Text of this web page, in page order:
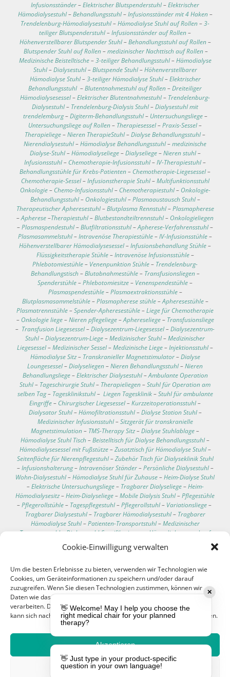
Cookie-Einwilligung verwalten
Um die besten Erlebnisse zu bieten, verwenden wir Technologien wie
Cookies, um Geräteinformationen zu speichern und/oder darauf
zuzugreifen. Wenn Sie diesen Technologien zustimmen, können wir
Daten wie das Surfverhalten oder eindeutige IDs auf dieser Website
verarbeiten. Die Nichteinwilligung oder der Widerruf der Einwilligung
kann sich nachteilig auf bestimmte Merkmale und Funktionen auswirken.
Akzeptieren
Leugnen
Infusionsständer–Elektrischer Blutspenderstuhl–Elektrischer
Hämodialysestuhl–Behandlungsstuhl–Infusionsständer mit 4 Haken–
Trendelenburg-Hämodialysestuhl–Hämodialyse Stuhl auf Rollen–3-
teiliger Blutspenderstuhl–Infusionsständer auf Rollen–
Höhenverstellbarer Blutspender Stuhl–Behandlungsstuhl auf Rollen–
Blutspender Stuhl auf Rollen–medizinischer Nachttisch auf Rollen–
Medizinische Beistelltische–3-teiliger Behandlungsstuhl–Hämodialyse
Stuhl–Dialysestuhl–Blutspende Stuhl–Höhenverstellbarer
Hämodialyse Stuhl–3-teiliger Hämodialyse Stuhl–Elektrischer
Behandlungsstuhl –Blutentnahmestuhl auf Rollen–Dreiteiliger
Hämodialysesessel–Elektrischer Blutentnahmestuhl– Trendelenburg-
Dialysestuhl– Trendelenburg-Dialysis Stuhl–Dialysestuhl mit
trendelemburg–Digiterm-Behandlungsstuhl– Untersuchungsliege–
Untersuchungsliege auf Rollen– Therapiesessel–Praxis-Sessel–
Therapieliege–Nieren TherapieStuhl–Dialyse Behandlungsstuhl–
Nierendialysestuhl–Hämodialyse Behandlungsstuhl–medizinische
Dialyse-Stuhl–Hämodialyseliege–Dialyseliege–Nieren stuhl–
Infusionsstuhl– Chemotherapie-Infusionsstuhl–IV-Therapiestuhl–
Behandlungsstühle für Krebs-Patienten– Chemotherapie-Liegesessel–
Chemotherapie-Sessel–Infusionstherapie Stuhl–Multifunktionsstuhl
Onkologie– Chemo-Infusionsstuhl– Chemotherapiestuhl– Onkologie-
Behandlungsstuhl– Onkologiestuhl–Plasmaaustausch Stuhl–
Therapeutischer Apheresestuhl–Blutplasma Rennstuhl–Plasmapherese
–Apherese–Therapiestuhl–Blutbestandteiltrennstuhl– Onkologieliegen
–Plasmaspendestuhl–Blutfiltrationsstuhl–Apherese-Verfahrensstuhl–
Plasmasammelstuhl–Intravenöse Therapiestühle–IV-Infusionsstühle–
Höhenverstellbarer Hämodialysesessel–Infusionsbehandlung Stühle–
Flüssigkeitstherapie Stühle–Intravenöse Infusionsstühle–
Phlebotomiestühle– Venenpunktion Stühle– Trendelenburg-
Behandlungstisch–Blutabnahmestühle– Transfusionsliegen–
Spenderstühle–Phlebotomiesitze– Venenspendestühle–
Plasmaspendestühle–Plasmaextraktionsstühle–
Blutplasmasammelstühle–Plasmapherese stühle–Apheresestühle–
Plasmatrennstühle–Spender-Apheresestühle–Liege für Chemotherapie
– Onkologie liege–Nieren pflegeliege–Aphereseliege– Transfusionsliege
– Transfusion Liegesessel–Dialysezentrum-Liegesessel–Dialysezentrum-
Stuhl–Dialysezentrum-Liege–Medizinischer Stuhl–Medizinischer
Liegesessel–Medizinischer Sessel–Medizinische Liege–Injektionsstuhl–
Hämodialyse Sitz– Transkranieller Magnetstimulator–Dialyse
Loungesessel–Dialyseliegen–Nieren Behandlungsstuhl–Nieren
Behandlungsliege–Elektrischer Dialysestuhl–Ambulante Operation
Stuhl– Tageschirurgie Stuhl– Therapieliegen–Stuhl für Operation am
selben Tag– Tagesklinikstuhl– Liegen Tagesklinik–Stuhl für ambulante
Eingriffe– Chirurgischer Liegesessel–Kurzzeitoperationsstuhl–
Dialysator Stuhl–Hämofiltrationsstuhl–Dialyse Station Stuhl–
Medizinischer Infusionsstuhl–Sitzgerät für transkranielle
Magnetstimulation– TMS-Therapy Sitz–Dialyse Stuhlablage–
Hämodialyse Stuhl Tisch–Beistelltisch für Dialyse Behandlungsstuhl–
Hämodialysesessel mit Fußstütze–Zusatztisch für Hämodialyse Stuhl–
Seitenfläche für Nierenpflegestuhl–Zubehör Tisch für Dialyseklinik Stuhl
–Infusionshalterung–Intravenöser Ständer–Persönliche Dialysestuhl–
Wohn-Dialysestuhl–Hämodialyse Stuhl für Zuhause–Heim-Dialyse Stuhl
–Elektrische Untersuchungsliege– Tragbarer Dialyseliege–Heim-
Hämodialysesitz–Heim-Dialyseliege–Mobile Dialysis Stuhl–Pflegestühle
–Pflegerollstühle– Tagespflegestuhl–Pflegerollstuhl– Variationsliege–
Tragbarer Dialysestuhl– Tragbarer Hämodialysestuhl– Tragbarer
Hämodialyse Stuhl–Patienten-Transportstuhl–Medizinischer
Transportstuhl– Dialysestuhl-Spezifikationen
Hämodialysesessel auf
Bester Liegesessel für Dialysepatienten
Bequeme Dialyse Stühle
Technische Daten des Dialysestuhls–Klinischer Pflegeliegesessel
Bluttransfusionsliege –Chemotherapie Stuhl–Blutspende Liege–
Infusions Liegesessel–Hämodialyse Patient Stuhl–Dialysepatienten
Stuhl–Multifunktionaler Stuhl–Dialyse-Behandlungsliege–
Bluttransfusion Stuhl
Multifunktionsstuhl–Transfusions-Stuhl–Patienten-Stuhl
Behandlungstisch–Elektrischer Behandlungstisch–Untersuchungsliege
mit verstellbarer Rückenlehne
Behandlungstisch auf Rollen–Manueller Behandlungstisch–Dreiteiliger
Behandlungstisch–Behandlungstisch mit fester Höhe–Elektrischer
Hämodialysesessel
Hämodialysesessel–Sessel für die Dialyse–EEG Stuhl
Elektroenzephalographie Stuhl
Blutentnahmesessel
✕
👋 Welcome! May I help you choose the
right medical chair for your planned
therapy?
👋 Just type in your product-specific
question in your own language!